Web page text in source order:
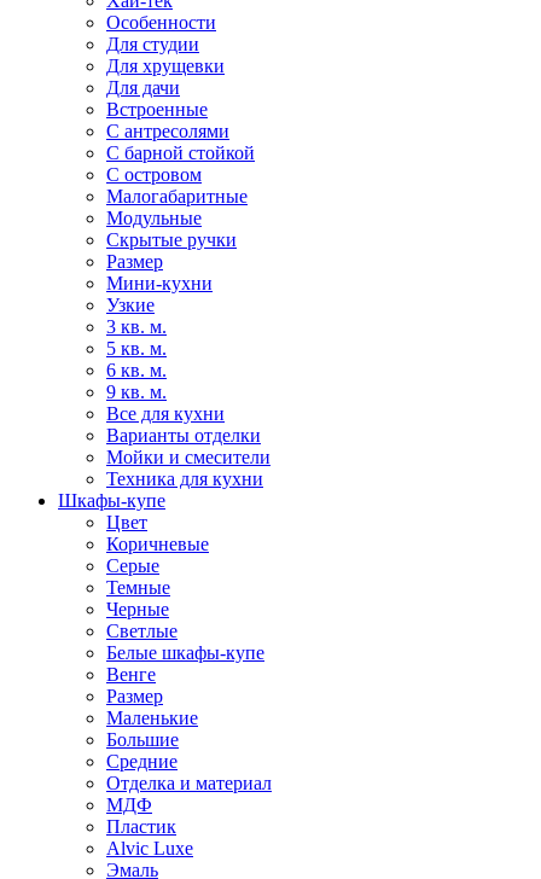
Особенности
Для студии
Для хрущевки
Для дачи
Встроенные
С антресолями
С барной стойкой
С островом
Малогабаритные
Модульные
Скрытые ручки
Размер
Мини-кухни
Узкие
3 кв. м.
5 кв. м.
6 кв. м.
9 кв. м.
Все для кухни
Варианты отделки
Мойки и смесители
Техника для кухни
Шкафы-купе
Цвет
Коричневые
Серые
Темные
Черные
Светлые
Белые шкафы-купе
Венге
Размер
Маленькие
Большие
Средние
Отделка и материал
МДФ
Пластик
Alvic Luxe
Эмаль